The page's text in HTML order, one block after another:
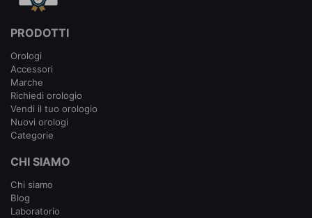
PRODOTTI
Orologi
Accessori
Marche
Richiedi orologio
Vendi il tuo orologio
Nuovi orologi
Categorie
CHI SIAMO
Chi siamo
Blog
Laboratorio